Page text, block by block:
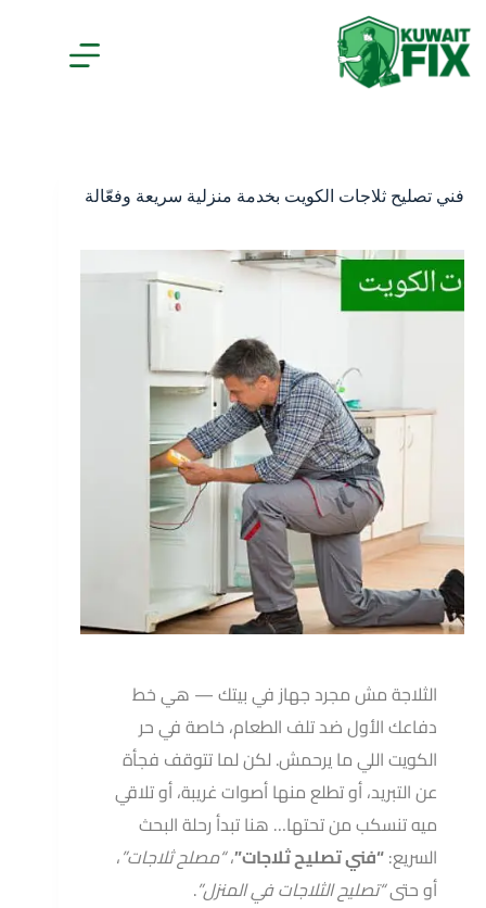
فني تصليح ثلاجات الكويت بخدمة منزلية سريعة وفعّالة
الثلاجة مش مجرد جهاز في بيتك — هي خط
دفاعك الأول ضد تلف الطعام، خاصة في حر
الكويت اللي ما يرحمش. لكن لما تتوقف فجأة
عن التبريد، أو تطلع منها أصوات غريبة، أو تلاقي
ميه تنسكب من تحتها… هنا تبدأ رحلة البحث
السريع:“فني تصليح ثلاجات”،“مصلح ثلاجات”،
أو حتى“تصليح الثلاجات في المنزل”.